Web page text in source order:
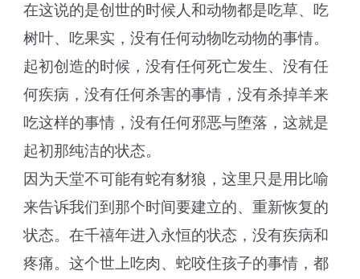
在这说的是创世的时候人和动物都是吃草、吃
树叶、吃果实，没有任何动物吃动物的事情。
起初创造的时候，没有任何死亡发生、没有任
何疾病，没有任何杀害的事情，没有杀掉羊来
吃这样的事情，没有任何邪恶与堕落，这就是
起初那纯洁的状态。
因为天堂不可能有蛇有豺狼，这里只是用比喻
来告诉我们到那个时间要建立的、重新恢复的
状态。在千禧年进入永恒的状态，没有疾病和
疼痛。这个世上吃肉、蛇咬住孩子的事情，都